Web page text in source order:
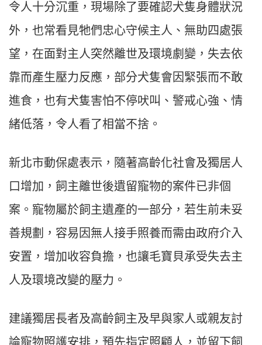
令人十分沉重，現場除了要確認犬隻身體狀況
外，也常看見牠們忠心守候主人、無助四處張
望，在面對主人突然離世及環境劇變，失去依
靠而產生壓力反應，部分犬隻會因緊張而不敢
進食，也有犬隻害怕不停吠叫、警戒心強、情
緒低落，令人看了相當不捨。
新北市動保處表示，隨著高齡化社會及獨居人
口增加，飼主離世後遺留寵物的案件已非個
案。寵物屬於飼主遺產的一部分，若生前未妥
善規劃，容易因無人接手照養而需由政府介入
安置，增加收容負擔，也讓毛寶貝承受失去主
人及環境改變的壓力。
建議獨居長者及高齡飼主及早與家人或親友討
論寵物照護安排，預先指定照顧人，並留下飼